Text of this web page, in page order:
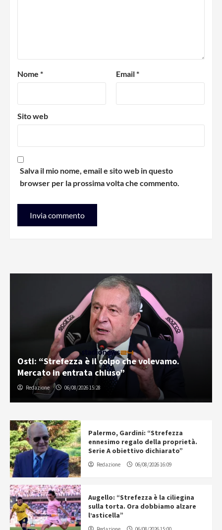
Nome * Email*
Sito web
Salva il mio nome, email e sito web in questo
browser per la prossima volta che commento.
Osti: “Strefezza è il colpo che volevamo.
Mercato in entrata chiuso”
Redazione 06/08/2026 15:28
Palermo, Gardini: “Strefezza
ennesimo regalo della proprietà.
Serie A obiettivo dichiarato”
Redazione 06/08/2026 16:09
Augello: “Strefezza è la ciliegina
sulla torta. Ora dobbiamo alzare
l’asticella”